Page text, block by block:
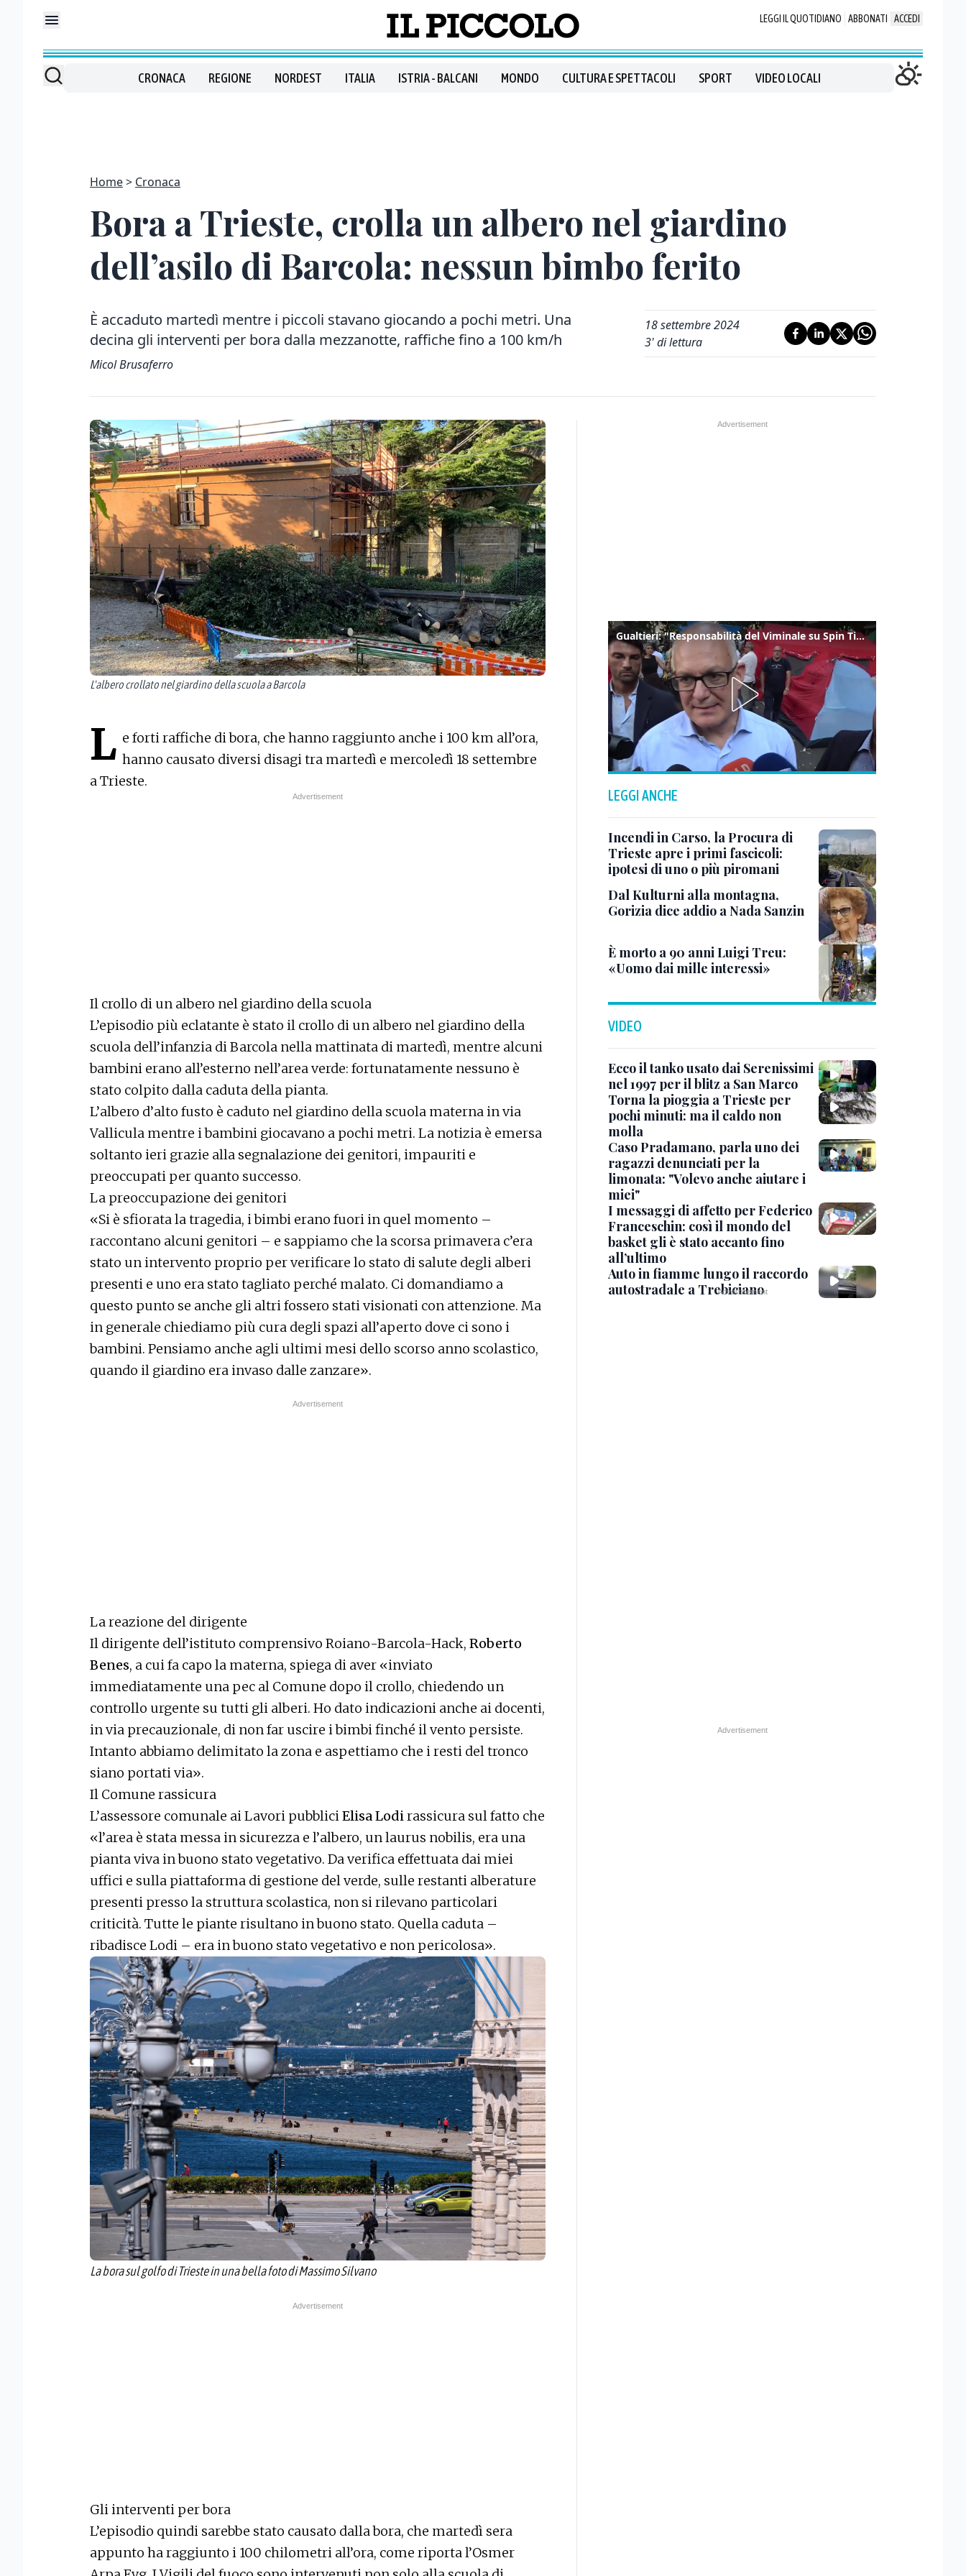
LEGGI IL QUOTIDIANO ABBONATI ACCEDI
CRONACA REGIONE NORDEST ITALIA ISTRIA - BALCANI MONDO CULTURA E SPETTACOLI SPORT VIDEO LOCALI
Home Cronaca
Bora a Trieste, crolla un albero nel giardino
dell’asilo di Barcola: nessun bimbo ferito
È accaduto martedì mentre i piccoli stavano giocando a pochi metri. Una
decina gli interventi per bora dalla mezzanotte, raffiche fino a 100 km/h
Micol Brusaferro
18 settembre 2024
3' di lettura
L'albero crollato nel giardino della scuola a Barcola
L e forti raffiche di bora, che hanno raggiunto anche i 100 km all’ora,
hanno causato diversi disagi tra martedì e mercoledì 18 settembre
a Trieste.
Il crollo di un albero nel giardino della scuola
L’episodio più eclatante è stato il crollo di un albero nel giardino della
scuola dell’infanzia di Barcola nella mattinata di martedì, mentre alcuni
bambini erano all’esterno nell’area verde: fortunatamente nessuno è
stato colpito dalla caduta della pianta.
L’albero d’alto fusto è caduto nel giardino della scuola materna in via
Vallicula mentre i bambini giocavano a pochi metri. La notizia è emersa
soltanto ieri grazie alla segnalazione dei genitori, impauriti e
preoccupati per quanto successo.
La preoccupazione dei genitori
«Si è sfiorata la tragedia, i bimbi erano fuori in quel momento –
raccontano alcuni genitori – e sappiamo che la scorsa primavera c’era
stato un intervento proprio per verificare lo stato di salute degli alberi
presenti e uno era stato tagliato perché malato. Ci domandiamo a
questo punto se anche gli altri fossero stati visionati con attenzione. Ma
in generale chiediamo più cura degli spazi all’aperto dove ci sono i
bambini. Pensiamo anche agli ultimi mesi dello scorso anno scolastico,
quando il giardino era invaso dalle zanzare».
La reazione del dirigente
Il dirigente dell’istituto comprensivo Roiano-Barcola-Hack, Roberto
Benes, a cui fa capo la materna, spiega di aver «inviato
immediatamente una pec al Comune dopo il crollo, chiedendo un
controllo urgente su tutti gli alberi. Ho dato indicazioni anche ai docenti,
in via precauzionale, di non far uscire i bimbi finché il vento persiste.
Intanto abbiamo delimitato la zona e aspettiamo che i resti del tronco
siano portati via».
Il Comune rassicura
L’assessore comunale ai Lavori pubbliciElisa Lodirassicura sul fatto che
«l’area è stata messa in sicurezza e l’albero, un laurus nobilis, era una
pianta viva in buono stato vegetativo. Da verifica effettuata dai miei
uffici e sulla piattaforma di gestione del verde, sulle restanti alberature
presenti presso la struttura scolastica, non si rilevano particolari
criticità. Tutte le piante risultano in buono stato. Quella caduta –
ribadisce Lodi – era in buono stato vegetativo e non pericolosa».
La bora sul golfo di Trieste in una bella foto di Massimo Silvano
Gli interventi per bora
L’episodio quindi sarebbe stato causato dalla bora, che martedì sera
appunto ha raggiunto i 100 chilometri all’ora, come riporta l’Osmer
Gualtieri: "Responsabilità del Viminale su Spin Time? La posizione dei partiti è nota"
LEGGI ANCHE
Incendi in Carso, la Procura di
Trieste apre i primi fascicoli:
ipotesi di uno o più piromani
Dal Kulturni alla montagna,
Gorizia dice addio a Nada Sanzin
È morto a 90 anni Luigi Treu:
«Uomo dai mille interessi»
VIDEO
Ecco il tanko usato dai Serenissimi
nel 1997 per il blitz a San Marco
Torna la pioggia a Trieste per
pochi minuti: ma il caldo non
molla
Caso Pradamano, parla uno dei
ragazzi denunciati per la
limonata: "Volevo anche aiutare i
miei"
I messaggi di affetto per Federico
Franceschin: così il mondo del
basket gli è stato accanto fino
all’ultimo
Auto in fiamme lungo il raccordo
autostradale a Trebiciano